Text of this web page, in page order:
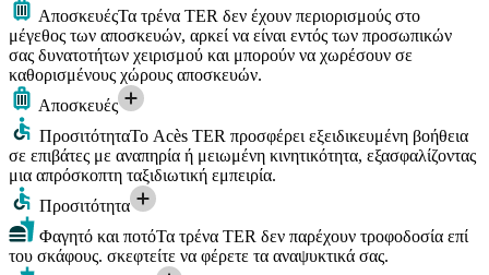
ΑποσκευέςΤα τρένα TER δεν έχουν περιορισμούς στο
μέγεθος των αποσκευών, αρκεί να είναι εντός των προσωπικών
σας δυνατοτήτων χειρισμού και μπορούν να χωρέσουν σε
καθορισμένους χώρους αποσκευών.
Αποσκευές
ΠροσιτότηταΤο Acès TER προσφέρει εξειδικευμένη βοήθεια
σε επιβάτες με αναπηρία ή μειωμένη κινητικότητα, εξασφαλίζοντας
μια απρόσκοπτη ταξιδιωτική εμπειρία.
Προσιτότητα
Φαγητό και ποτόΤα τρένα TER δεν παρέχουν τροφοδοσία επί
του σκάφους. σκεφτείτε να φέρετε τα αναψυκτικά σας.